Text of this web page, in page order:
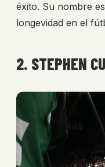
éxito. Su nombre
longevidad en el
2. STEPHEN